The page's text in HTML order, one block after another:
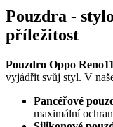
Pouzdra -
příležitost
Pouzdro Oppo Reno11
vyjádřit svůj styl. V
Pancéřové
maximální